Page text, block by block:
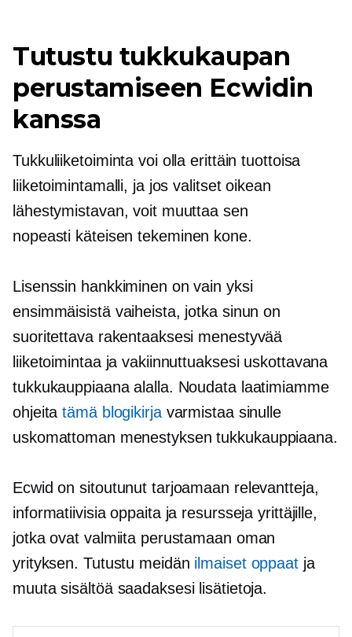
Tutustu tukkukaupan
perustamiseen Ecwidin
kanssa
Tukkuliiketoiminta voi olla erittäin tuottoisa
liiketoimintamalli, ja jos valitset oikean
lähestymistavan, voit muuttaa sen
nopeasti käteisen tekeminen kone.
Lisenssin hankkiminen on vain yksi
ensimmäisistä vaiheista, jotka sinun on
suoritettava rakentaaksesi menestyvää
liiketoimintaa ja vakiinnuttuaksesi uskottavana
tukkukauppiaana alalla. Noudata laatimiamme
ohjeitatämä blogikirjavarmistaa sinulle
uskomattoman menestyksen tukkukauppiaana.
Ecwid on sitoutunut tarjoamaan relevantteja,
informatiivisia oppaita ja resursseja yrittäjille,
jotka ovat valmiita perustamaan oman
yrityksen. Tutustu meidän ilmaiset oppaatja
muuta sisältöä saadaksesi lisätietoja.